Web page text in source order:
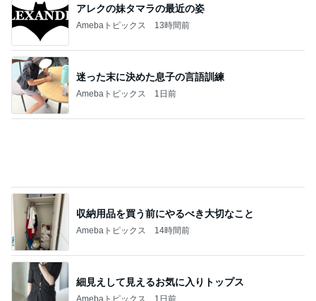
細見えして見えるお気に入りトップス
Amebaトピックス 1日前
だいた 引越し後2ヶ月で1回の喧嘩
Amebaトピックス